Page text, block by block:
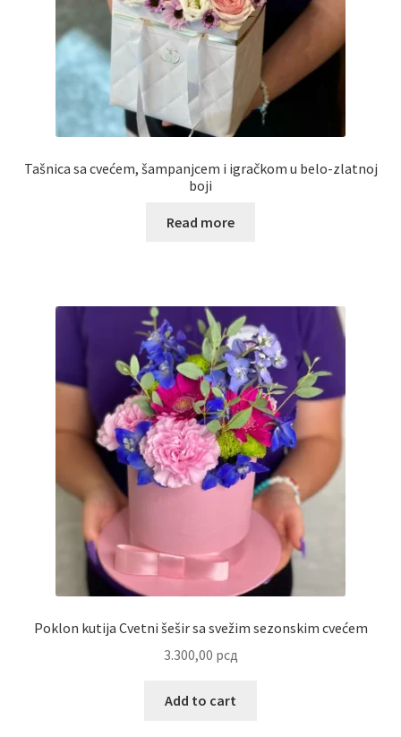
Tašnica sa cvećem, šampanjcem i igračkom u belo-zlatnoj
boji
Read more
Poklon kutija Cvetni šešir sa svežim sezonskim cvećem
3.300,00 рсд
Add to cart